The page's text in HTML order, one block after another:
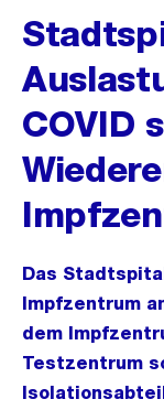
COVID
Das
Impfzentrum
dem
Testzentrum